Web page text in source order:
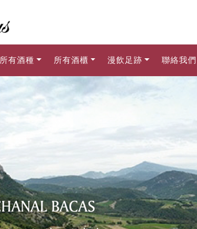
所有酒種 所有酒櫃 漫飲足跡 聯絡我們